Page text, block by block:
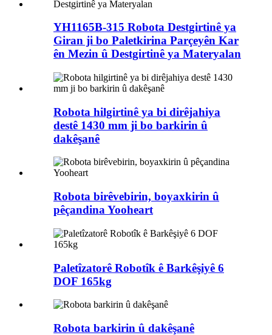
YH1165B-315 Robota Destgirtinê ya
Giran ji bo Paletkirina Parçeyên Kar
ên Mezin û Destgirtinê ya Materyalan
Robota hilgirtinê ya bi dirêjahiya
destê 1430 mm ji bo barkirin û
dakêşanê
Robota birêvebirin, boyaxkirin û
pêçandina Yooheart
Paletîzatorê Robotîk ê Barkêşiyê 6
DOF 165kg
Robota barkirin û dakêşanê